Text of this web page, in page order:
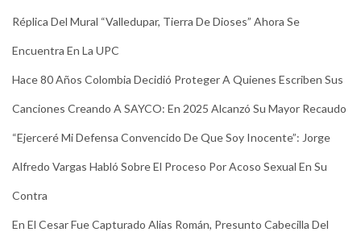
Réplica Del Mural “Valledupar, Tierra De Dioses” Ahora Se
Encuentra En La UPC
Hace 80 Años Colombia Decidió Proteger A Quienes Escriben Sus
Canciones Creando A SAYCO: En 2025 Alcanzó Su Mayor Recaudo
“Ejerceré Mi Defensa Convencido De Que Soy Inocente”: Jorge
Alfredo Vargas Habló Sobre El Proceso Por Acoso Sexual En Su
Contra
En El Cesar Fue Capturado Alias Román, Presunto Cabecilla Del